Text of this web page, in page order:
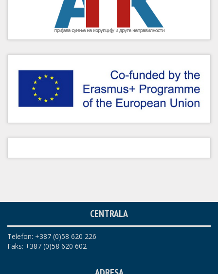
CENTRALA
Telefon: +387 (0)58 620 226
Faks: +387 (0)58 620 602